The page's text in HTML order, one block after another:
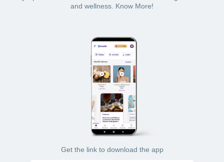
and wellness. Know More!
Get the link to download the app